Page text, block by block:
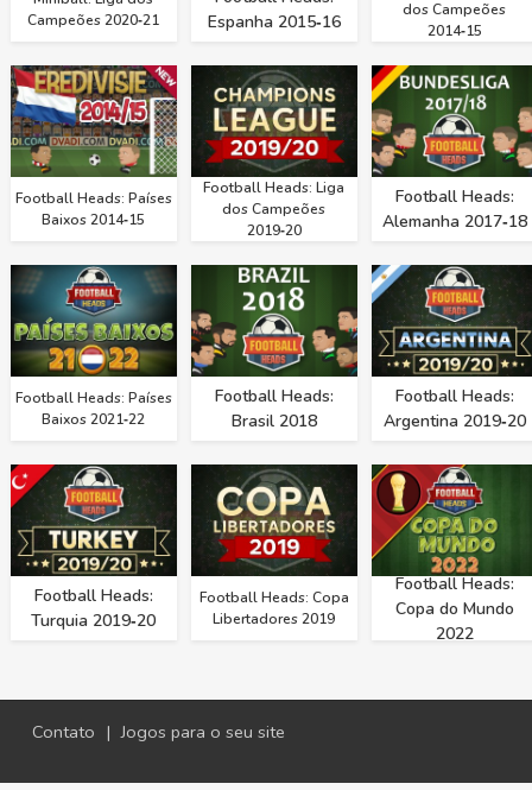
Campeões 2020‑21
Espanha 2015‑16
dos Campeões
2014‑15
Football Heads: Países
Baixos 2014‑15
Football Heads: Liga
dos Campeões
2019‑20
Football Heads:
Alemanha 2017‑18
Football Heads: Países
Baixos 2021‑22
Football Heads:
Brasil 2018
Football Heads:
Argentina 2019‑20
Football Heads:
Turquia 2019‑20
Football Heads: Copa
Libertadores 2019
Football Heads:
Copa do Mundo
2022
Contato | Jogos para o seu site